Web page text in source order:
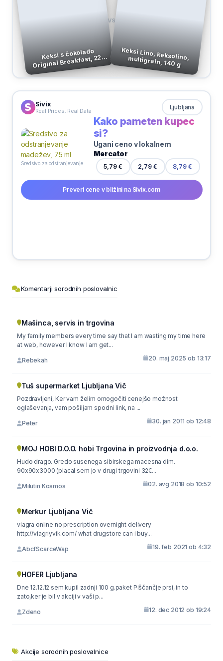
Keksi s čokolado
Original Breakfast, 225
g, Belvita
VS
Keksi Lino, keksolino, multigrain, 140 g
Sivix
Real Prices. Real Data Ljubljana
Kako pameten kupec
si?
Ugani ceno v lokalnem
Mercator
5,79 € 2,79 € 8,79 €
Preveri cene v bližini na Sivix.com
Komentarji sorodnih poslovalnic
Mašinca, servis in trgovina
My family members every time say that I am wasting my time here
at web, however I know I am get...
Rebekah 20. maj 2025 ob 13:17
Tuš supermarket Ljubljana Vič
Pozdravljeni, Ker vam želim omogočiti cenejšo možnost
oglaševanja, vam pošiljam spodni link, na ...
Peter 30. jan 2011 ob 12:48
MOJ HOBI D.O.O. hobi Trgovina in proizvodnja d.o.o.
Hudo drago. Gredo susenega sibirskega macesna dim.
90x90x3000 (placal sem jo v drugi trgovini 32€...
Milutin Kosmos 02. avg 2018 ob 10:52
Merkur Ljubljana Vič
viagra online no prescription overnight delivery
http://viagriyvik.com/ what drugstore can i buy...
AbcfScarceWap 19. feb 2021 ob 4:32
HOFER Ljubljana
Dne 12.12.12 sem kupil zadnji 100 g.paket Piščančje prsi, in to
zato,ker je bil v akciji v vaši p...
Zdeno 12. dec 2012 ob 19:24
Akcije sorodnih poslovalnice